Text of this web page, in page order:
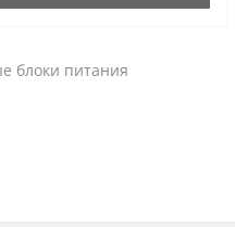
блоки питания